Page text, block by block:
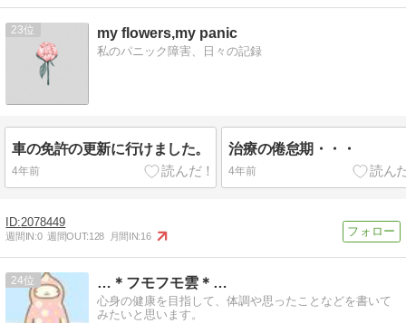
23 my flowers,my panic
私のパニック障害、日々の記録
車の免許の更新に行けました。
4年前
治療の倦怠期・・・
4年前
2078449
週間IN:0 週間OUT:128 月間IN:16
24 …＊フモフモ雲＊…
心身の健康を目指して、体調や思ったことなどを書いて
みたいと思います。